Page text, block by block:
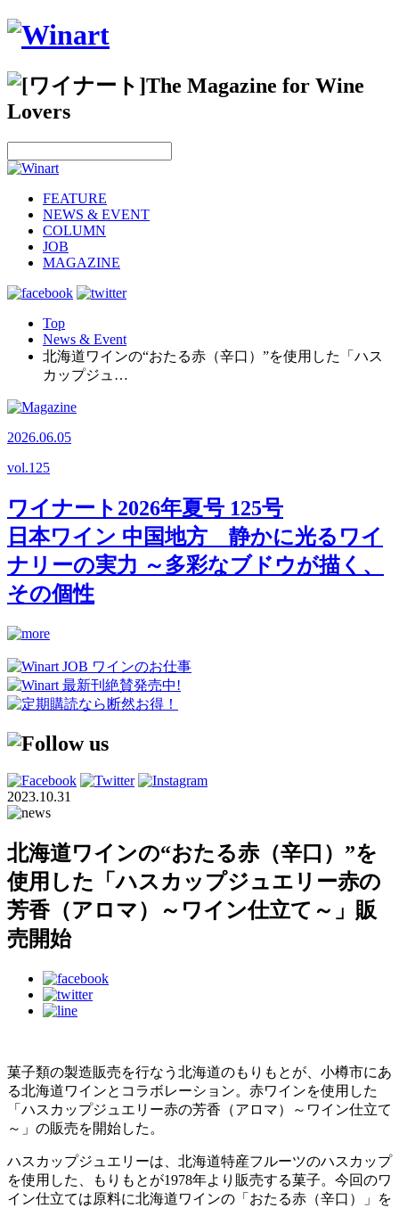
FEATURE
NEWS & EVENT
COLUMN
JOB
MAGAZINE
Top
News & Event
北海道ワインの“おたる赤（辛口）”を使用した「ハス
カップジュ…
2026.06.05
vol.125
ワイナート2026年夏号 125号
日本ワイン 中国地方 静かに光るワイ
ナリーの実力 ～多彩なブドウが描く、
その個性
2023.10.31
北海道ワインの“おたる赤（辛口）”を
使用した「ハスカップジュエリー赤の
芳香（アロマ）～ワイン仕立て～」販
売開始
菓子類の製造販売を行なう北海道のもりもとが、小樽市にあ
る北海道ワインとコラボレーション。赤ワインを使用した
「ハスカップジュエリー赤の芳香（アロマ）～ワイン仕立て
～」の販売を開始した。
ハスカップジュエリーは、北海道特産フルーツのハスカップ
を使用した、もりもとが1978年より販売する菓子。今回のワ
イン仕立ては原料に北海道ワインの「おたる赤（辛口）」を